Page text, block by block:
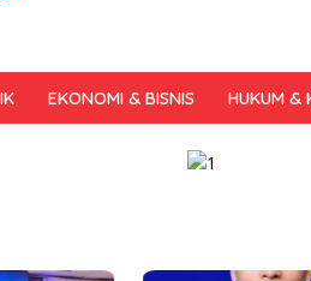
EKONOMI & BISNIS HUKUM &